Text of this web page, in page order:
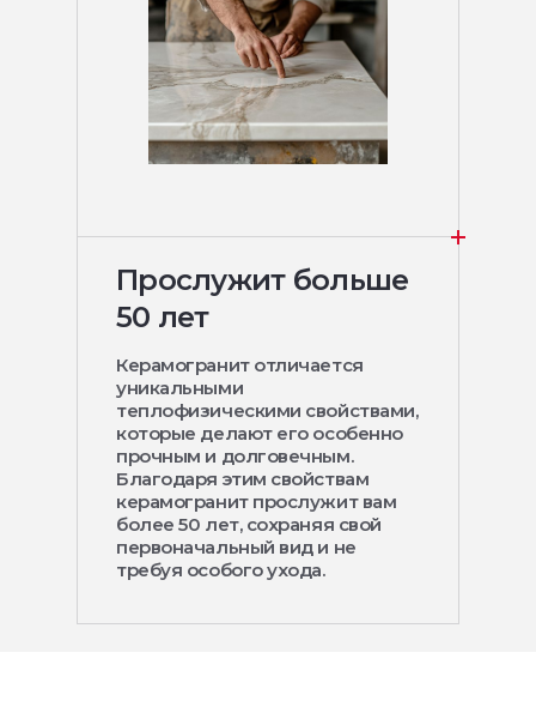
Прослужит больше
50 лет
Керамогранит отличается
уникальными
теплофизическими свойствами,
которые делают его особенно
прочным и долговечным.
Благодаря этим свойствам
керамогранит прослужит вам
более 50 лет, сохраняя свой
первоначальный вид и не
требуя особого ухода.